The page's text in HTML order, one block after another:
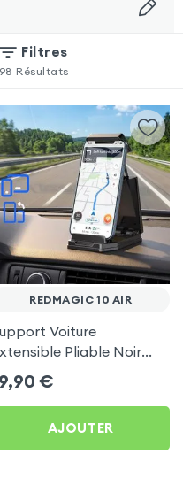
Filtres
98 Résultats
REDMAGIC 10 AIR
Voiture
Pliable Noir
pour RedMagic
Air
€
AJOUTER